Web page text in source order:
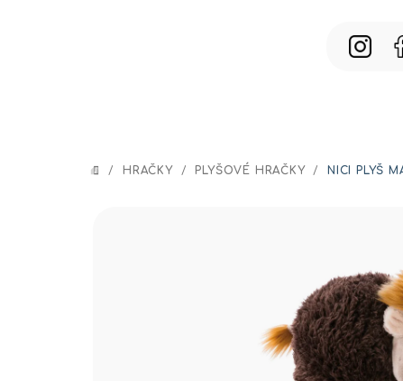
DOMOV
/ HRAČKY / PLYŠOVÉ HRAČKY / NICI PLYŠ